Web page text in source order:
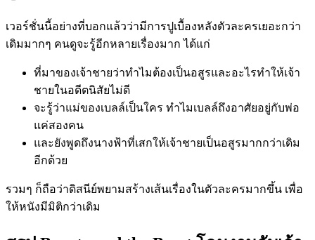
เวอร์ชั่นนี้อย่างที่บอกแล้วว่ามีการปูเบื้องหลังตัวละครเยอะกว่า
เดิมมากๆ คนดูจะรู้อีกหลายเรื่องมาก ได้แก่
ที่มาของเจ้าชายว่าทำไมต้องเป็นอสูรและอะไรทำให้เจ้า
ชายในอดีตนิสัยไม่ดี
จะรู้ว่าแม่ของเบลล์เป็นใคร ทำไมเบลล์ถึงอาศัยอยู่กับพ่อ
แค่สองคน
และยังพูดถึงนางฟ้าที่เสกให้เจ้าชายเป็นอสูรมากกว่าเดิม
อีกด้วย
รวมๆ ก็ถือว่าดิสนีย์พยามสร้างเส้นเรื่องในตัวละครมากขึ้น เพื่อ
ให้หนังมีมิติกว่าเดิม